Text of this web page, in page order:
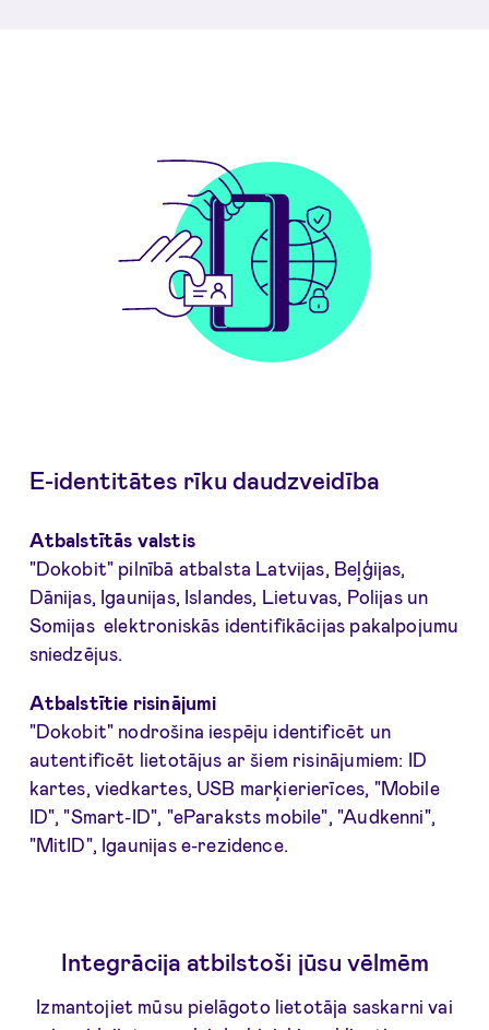
E-identitātes rīku daudzveidība
Atbalstītās valstis
"Dokobit" pilnībā atbalsta Latvijas, Beļģijas,
Dānijas, Igaunijas, Islandes, Lietuvas, Polijas un
Somijas elektroniskās identifikācijas pakalpojumu
sniedzējus.
Atbalstītie risinājumi
"Dokobit" nodrošina iespēju identificēt un
autentificēt lietotājus ar šiem risinājumiem: ID
kartes, viedkartes, USB marķierierīces, "Mobile
ID", "Smart-ID", "eParaksts mobile", "Audkenni",
"MitID", Igaunijas e-rezidence.
Integrācija atbilstoši jūsu vēlmēm
Izmantojiet mūsu pielāgoto lietotāja saskarni vai